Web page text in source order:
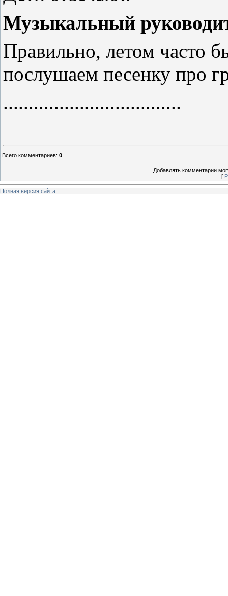
Музыкальный
Правильно, летом часто
послушаем песенку про
...................................
Всего комментариев: 0
Добавлять комментарии
[
Полная версия сайта